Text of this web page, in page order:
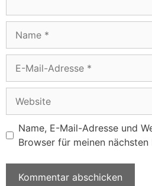
Name, E-Mail-Adresse und
Browser für meinen